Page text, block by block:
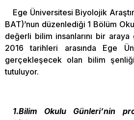
Ege Üniversitesi Biyolojik
BAT)’nun düzenlediği 1 Bölüm
değerli bilim insanlarını bir
2016 tarihleri arasında Ege
gerçekleşecek olan bilim
tutuluyor.
1.Bilim Okulu Günleri’nin